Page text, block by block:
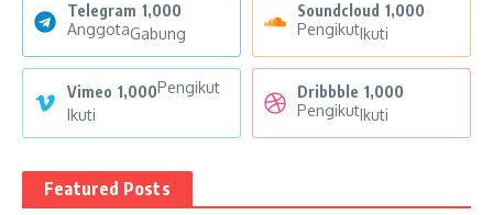
Telegram 1,000
AnggotaGabung
Soundcloud 1,000
PengikutIkuti
Vimeo 1,000Pengikut
Ikuti
Dribbble 1,000
PengikutIkuti
Featured Posts